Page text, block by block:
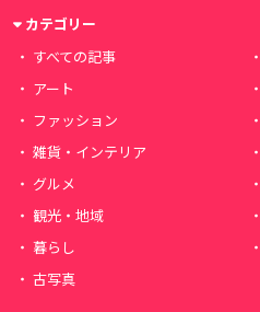
カテゴリー
すべての記事
アート
ファッション
雑貨・インテリア
グルメ
観光・地域
暮らし
古写真